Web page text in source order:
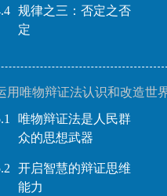
规律之三：否定之否
定
用唯物辩证法认识和改造世
唯物辩证法是人民群
众的思想武器
开启智慧的辩证思维
能力